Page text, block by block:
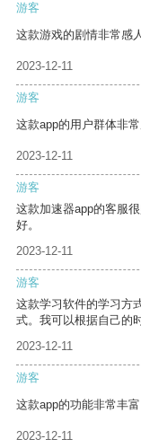
游客
这款游戏的剧情非常感
2023-12-11
游客
这款app的用户群体非
2023-12-11
游客
这款加速器app的客服
好。
2023-12-11
游客
这款学习软件的学习方
式。我可以根据自己的
2023-12-11
游客
这款app的功能非常丰
2023-12-11